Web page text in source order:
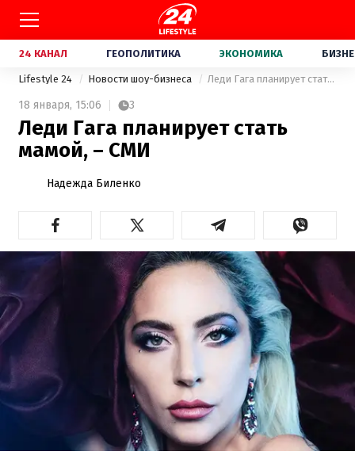
24 КАНАЛ ГЕОПОЛИТИКА ЭКОНОМИКА
Lifestyle 24 Новости шоу-бизнеса Леди Гага планирует стать мамой, – СМИ
18 января, 15:06 3
Леди Гага планирует стать
мамой, – СМИ
Надежда Биленко